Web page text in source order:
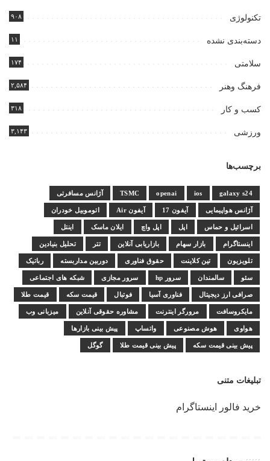
تکنولوژی ۹۰۸
دسته‌بندی نشده ۱۱
سلامتی ۱۷۴
فرهنگ وهنر ۲,۵۸۴
کسب و کار ۳۱۸
ورزشی ۳,۱۴۳
برچسب‌ها
galaxy s24
ios
openai
TSMC آژانس مسافرتی
آژانس هواپیمایی آیفون 17 آیفون Air اتوموبیل خودران
اسرائیل و حماس اپل اپل واچ ایلان ماسک اینتل
اینستاگرام بازار سهام بازاریابی آنلاین تتر تحلیل بنیادین
تلویزیون تین کلاینت حقوق فناوری دوربین مداربسته رباتیک
سئو سالمندان سرور hp سرور مجازی شبکه های اجتماعی
صرافی ارز دیجیتال فناوری آسیا فوتبال قیمت سکه قیمت طلا
مایکروسافت مرورگر اینترنت مشاوره حقوقی آنلاین میزبانی وب
هواوی هوش مصنوعی واتساپ پیش بینی بازارها
پیش بینی قیمت سکه پیش بینی قیمت طلا گوگل
تبلیغات متنی
خرید فالور اینستاگرام